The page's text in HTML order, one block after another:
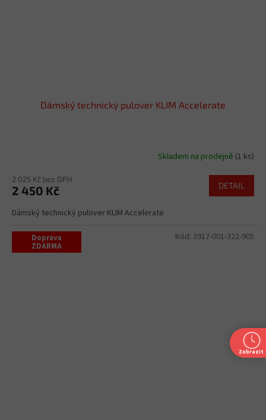
Dámský technický pulover KLIM Accelerate
Skladem na prodejně (1 ks)
2 025 Kč bez DPH
2 450 Kč DETAIL
Dámský technický pulover KLIM Accelerate
Doprava
ZDARMA
Kód: 3917-001-322-905
Zobrazit